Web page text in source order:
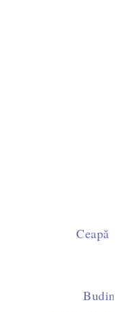
cu pesmet și
Ceapă